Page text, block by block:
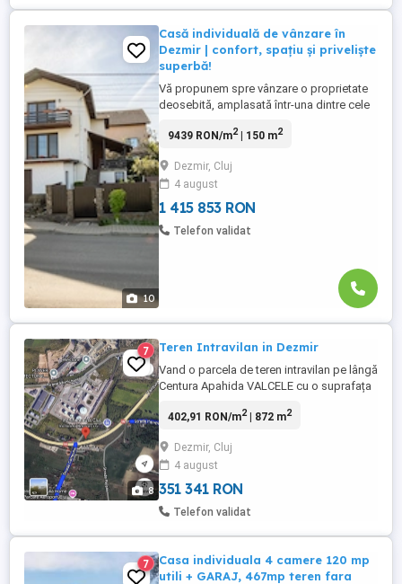
10
Casă individuală de vânzare în
Dezmir | confort, spațiu și priveliște
superbă!
Vă propunem spre vânzare o proprietate
deosebită, amplasată într-una dintre cele
din Dezmir, o zonă care oferă un echilibru
siguranță și apropierea de Cluj-Napoca.
Poziționarea este unul dintre marile
avantaje ale proprietății. ...
9439 RON/m2| 150 m2
Dezmir, Cluj
4 august
1 415 853 RON
Telefon validat
8
7 Teren Intravilan in Dezmir
Vand o parcela de teren intravilan pe lângă
Centura Apahida VALCELE cu o suprafața
auto,parcări auto,curentul ,apa și gazul
402,91 RON/m2| 872 m2
Dezmir, Cluj
4 august
351 341 RON
Telefon validat
7
Casa individuala 4 camere 120 mp
utili + GARAJ, 467mp teren fara